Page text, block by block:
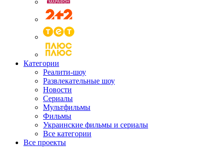
Категории
Реалити-шоу
Развлекательные шоу
Новости
Сериалы
Мультфильмы
Фильмы
Украинские фильмы и сериалы
Все категории
Все проекты